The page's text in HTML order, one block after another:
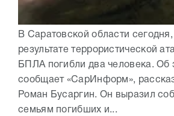
В Саратовской области сегодня,
результате террористической
БПЛА погибли два человека. Об
сообщает «СарИнформ»,
Роман Бусаргин. Он выразил
семьям погибших и...